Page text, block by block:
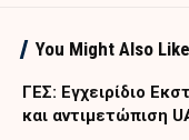
You Might Also Like
ΓΕΣ: Εγχειρίδιο
και αντιμετώπιση